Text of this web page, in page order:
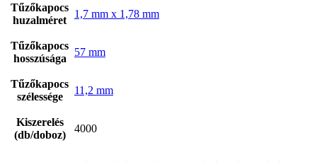
Tűzőkapocs
huzalméret
1,7 mm x 1,78 mm
Tűzőkapocs
hosszúsága
57 mm
Tűzőkapocs
szélessége
11,2 mm
Kiszerelés
(db/doboz)
4000